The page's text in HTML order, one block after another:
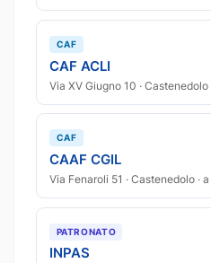
CAF
CAF ACLI
Via XV Giugno 10 · Castenedolo
CAF
CAAF CGIL
Via Fenaroli 51 · Castenedolo ·
PATRONATO
INPAS